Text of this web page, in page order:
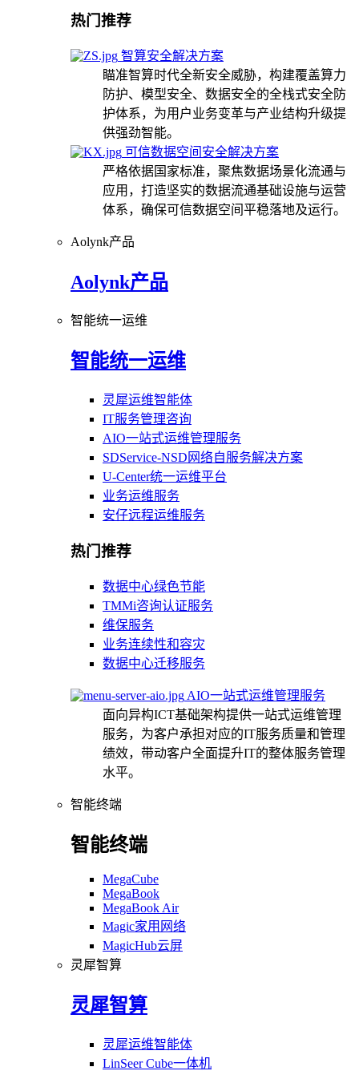
热门推荐
智算安全解决方案
瞄准智算时代全新安全威胁，构建覆盖算力
防护、模型安全、数据安全的全栈式安全防
护体系，为用户业务变革与产业结构升级提
供强劲智能。
可信数据空间安全解决方案
严格依据国家标准，聚焦数据场景化流通与
应用，打造坚实的数据流通基础设施与运营
体系，确保可信数据空间平稳落地及运行。
Aolynk产品
Aolynk产品
智能统一运维
智能统一运维
灵犀运维智能体
IT服务管理咨询
AIO一站式运维管理服务
SDService-NSD网络自服务解决方案
U-Center统一运维平台
业务运维服务
安仔远程运维服务
热门推荐
数据中心绿色节能
TMMi咨询认证服务
维保服务
业务连续性和容灾
数据中心迁移服务
AIO一站式运维管理服务
面向异构ICT基础架构提供一站式运维管理
服务，为客户承担对应的IT服务质量和管理
绩效，带动客户全面提升IT的整体服务管理
水平。
智能终端
智能终端
MegaCube
MegaBook
MegaBook Air
Magic家用网络
MagicHub云屏
灵犀智算
灵犀智算
灵犀运维智能体
LinSeer Cube一体机